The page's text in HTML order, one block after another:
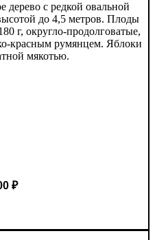
дерево с редкой овальной
до 4,5 метров. Плоды
г, округло-продолговатые,
красным румянцем. Яблоки
мякотью.
₽